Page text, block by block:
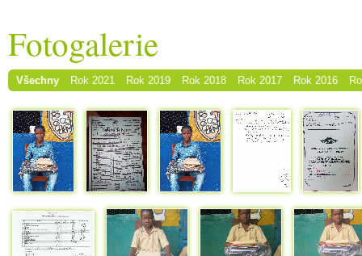
Fotogalerie
Všechny Rok 2021 Rok 2019 Rok 2018 Rok 2017 Rok 2016